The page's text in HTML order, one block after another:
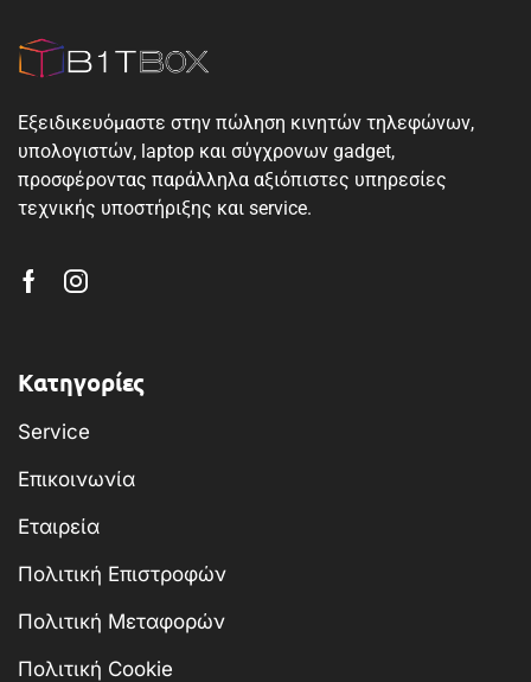
Εξειδικευόμαστε στην πώληση κινητών τηλεφώνων,
υπολογιστών, laptop και σύγχρονων gadget,
προσφέροντας παράλληλα αξιόπιστες υπηρεσίες
τεχνικής υποστήριξης και service.
Κατηγορίες
Service
Επικοινωνία
Εταιρεία
Πολιτική Επιστροφών
Πολιτική Μεταφορών
Πολιτική Cookie